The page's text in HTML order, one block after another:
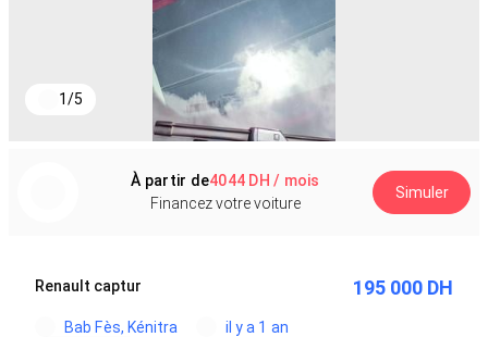
1/5
À partir de4044 DH / mois
Financez votre voiture
Simuler
Renault captur 195 000 DH
Bab Fès, Kénitra il y a 1 an